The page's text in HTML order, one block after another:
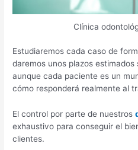
Clínica
Estudiaremos cada caso de
daremos unos plazos
aunque cada paciente es un
cómo responderá realmente al
El control por parte de nuestros
exhaustivo para conseguir el
clientes.